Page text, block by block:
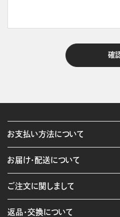
お支払い方法について
お届け・配送について
ご注文に関しまして
返品・交換について